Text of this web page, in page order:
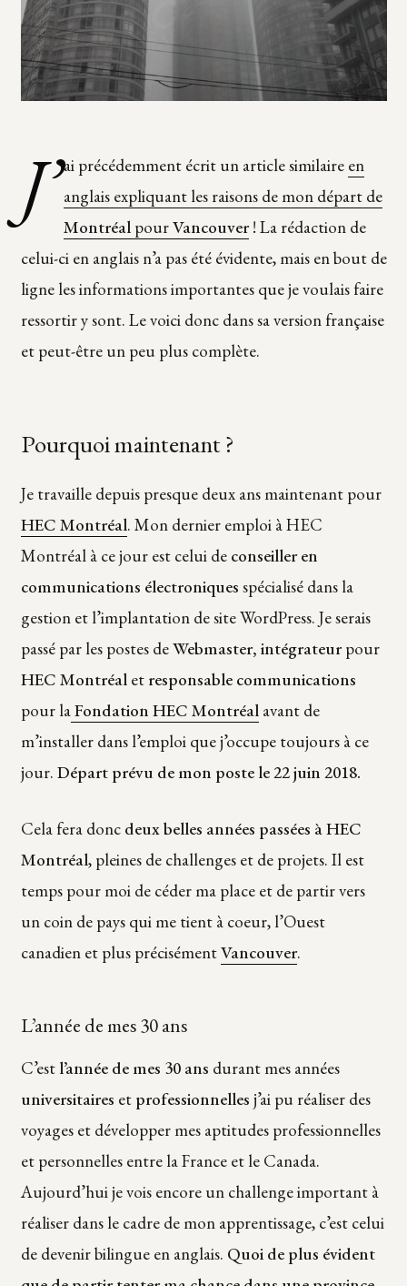
J’ ai précédemment écrit un article similaire en
anglais expliquant les raisons de mon départ de
Montréal pourVancouver! La rédaction de
celui-ci en anglais n’a pas été évidente, mais en bout de
ligne les informations importantes que je voulais faire
ressortir y sont. Le voici donc dans sa version française
et peut-être un peu plus complète.
Pourquoi maintenant ?
Je travaille depuis presque deux ans maintenant pour
HEC Montréal. Mon dernier emploi à HEC
Montréal à ce jour est celui deconseiller en
communications électroniques spécialisé dans la
gestion et l’implantation de site WordPress. Je serais
passé par les postes deWebmaster, intégrateurpour
HEC Montréalet responsable communications
pour laFondation HEC Montréalavant de
m’installer dans l’emploi que j’occupe toujours à ce
jour. Départ prévu de mon poste le 22 juin 2018.
Cela fera donc deux belles années passées à HEC
Montréal, pleines de challenges et de projets. Il est
temps pour moi de céder ma place et de partir vers
un coin de pays qui me tient à coeur, l’Ouest
canadien et plus précisémentVancouver.
L’année de mes 30 ans
C’est l’année de mes 30 ans durant mes années
universitaires et professionnelles j’ai pu réaliser des
voyages et développer mes aptitudes professionnelles
et personnelles entre la France et le Canada.
Aujourd’hui je vois encore un challenge important à
réaliser dans le cadre de mon apprentissage, c’est celui
de devenir bilingue en anglais. Quoi de plus évident